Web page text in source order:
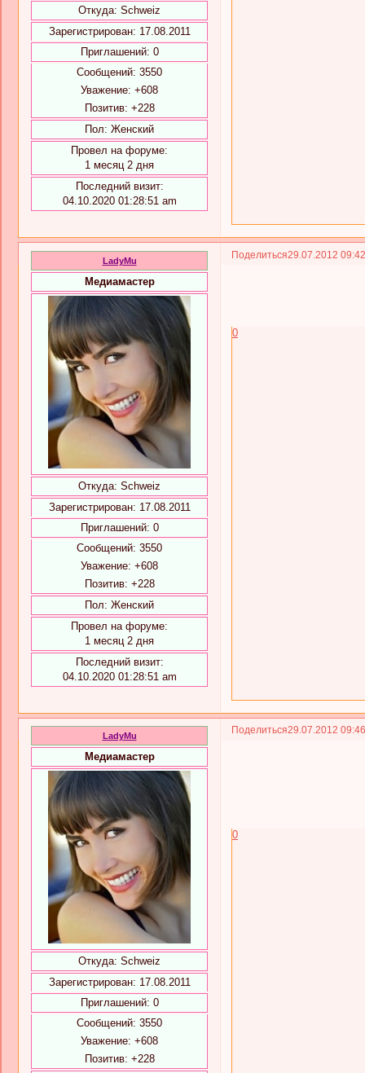
Откуда: Schweiz
Зарегистрирован: 17.08.2011
Приглашений: 0
Сообщений: 3550
Уважение: +608
Позитив: +228
Пол: Женский
Провел на форуме:
1 месяц 2 дня
Последний визит:
04.10.2020 01:28:51 am
Поделиться29.07.2012
LadyMu
Медиамастер
Откуда: Schweiz
Зарегистрирован: 17.08.2011
Приглашений: 0
Сообщений: 3550
Уважение: +608
Позитив: +228
Пол: Женский
Провел на форуме:
1 месяц 2 дня
Последний визит:
04.10.2020 01:28:51 am
0
Поделиться29.07.2012
LadyMu
Медиамастер
Откуда: Schweiz
Зарегистрирован: 17.08.2011
Приглашений: 0
Сообщений: 3550
Уважение: +608
Позитив: +228
0